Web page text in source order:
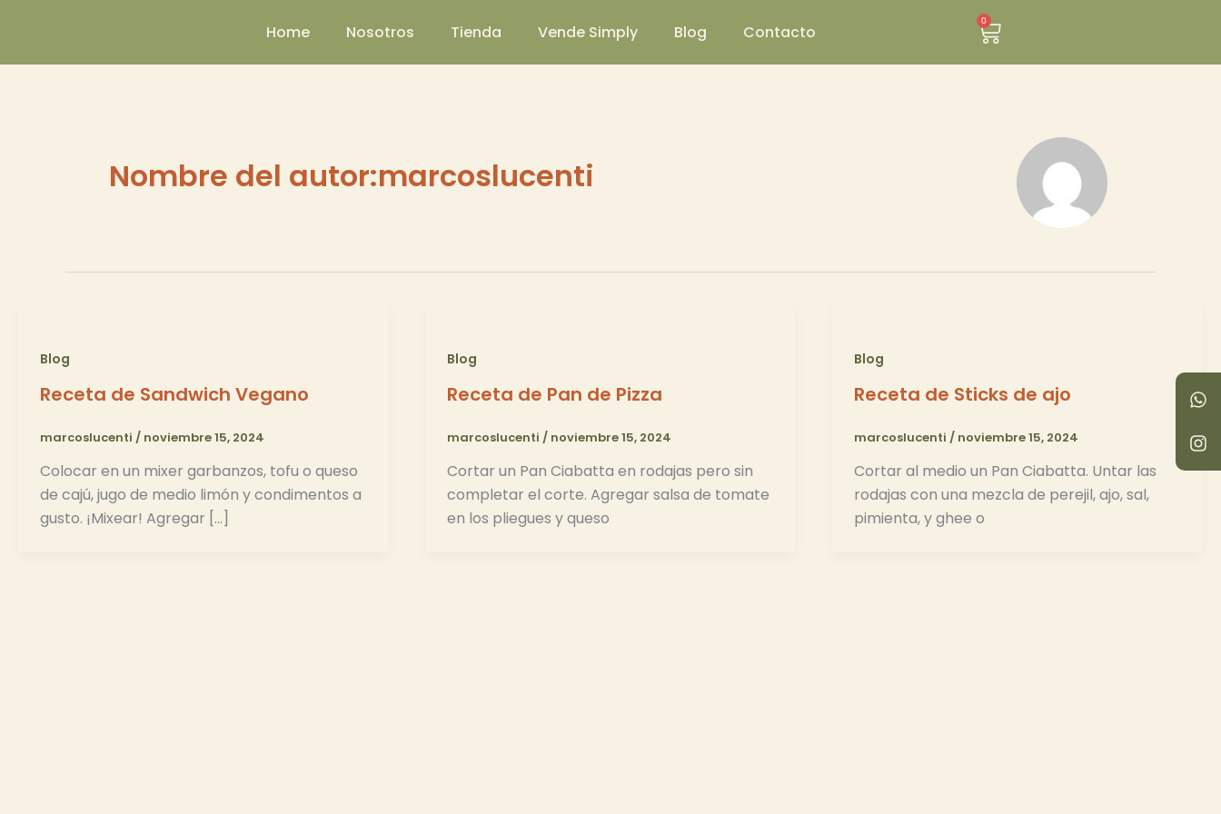
Home Nosotros Tienda Vende Simply Blog Contacto
0
Carrito
Nombre del autor:marcoslucenti
Blog
Receta de Sandwich Vegano
marcoslucenti / noviembre 15, 2024
Colocar en un mixer garbanzos, tofu o queso
de cajú, jugo de medio limón y condimentos a
gusto. ¡Mixear! Agregar […]
Blog
Receta de Pan de Pizza
marcoslucenti / noviembre 15, 2024
Cortar un Pan Ciabatta en rodajas pero sin
completar el corte. Agregar salsa de tomate
en los pliegues y queso
Blog
Receta de Sticks de ajo
marcoslucenti / noviembre 15, 2024
Cortar al medio un Pan Ciabatta. Untar las
rodajas con una mezcla de perejil, ajo, sal,
pimienta, y ghee o
W
h
a
t
s
a
I
n
s
t
a
g